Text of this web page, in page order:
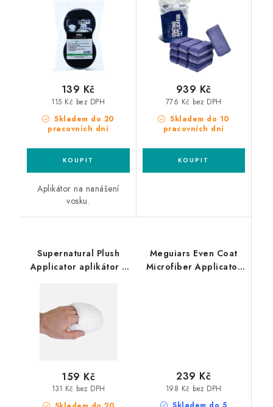
Skladem do 20
pracovních dní
115 Kč bez DPH
139 Kč
Aplikátor na nanášení
vosku.
keramiku 10ks
Skladem do 10
pracovních dní
776 Kč bez DPH
939 Kč
Supernatural Plush
Applicator aplikátor z
131 Kč bez DPH
159 Kč
Meguiars Even Coat
Microfiber Applicator
198 Kč bez DPH
239 Kč